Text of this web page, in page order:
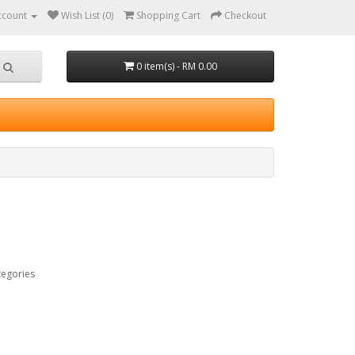
Wish List (0) Shopping Cart Checkout
0 item(s) - RM 0.00